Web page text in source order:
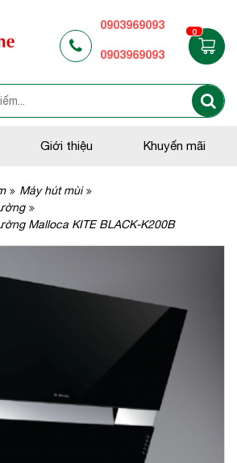
0903969093
0903969093
0
Giới thiệu Khuyến mãi
Máy hút mùi
Malloca KITE BLACK-K200B